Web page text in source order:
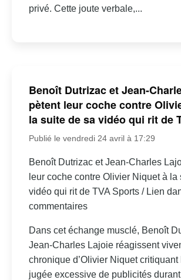
privé. Cette joute verbale,...
Benoît Dutrizac et Jean-
pètent leur coche contre
la suite de sa vidéo qui rit de
Publié le vendredi 24 avril à 17:29
Benoît Dutrizac et Jean-Charles
leur coche contre Olivier Niquet à la
vidéo qui rit de TVA Sports / Lien
commentaires
Dans cet échange musclé, Benoît
Jean-Charles Lajoie réagissent
chronique d’Olivier Niquet
jugée excessive de publicités